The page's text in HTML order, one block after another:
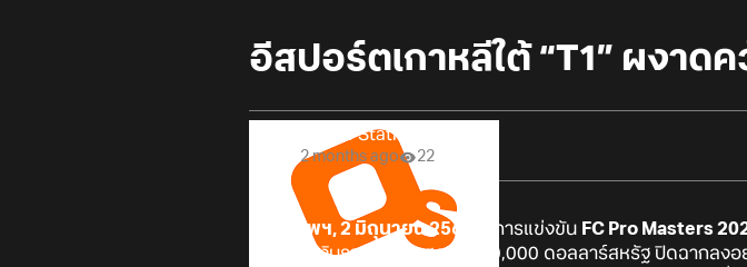
อีสปอร์ตเกาหลีใต้ “T1” ผงาด
Online Station
2 months ago 22
(กรุงเทพฯ, 2 มิถุนายน 2569) - การแข่งขัน FC Pro Masters
แห่งปีที่มีเงินรางวัลรวมสูงถึง 150,000 ดอลลาร์สหรัฐ ปิดฉากลง